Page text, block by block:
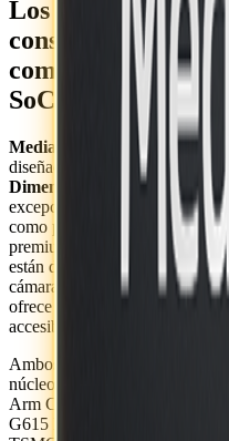
Los más recientes
consumo
completa de
SoC móviles de su
MediaTek
anunció un trío de
diseñados para ser una parte
Dimensity,
líder en la
excepcionales tanto para
como para convencionales y
premium de Dimensity 9400
están diseñados para ofrecer
cámaras con IA a los
ofrece un rendimiento
accesible.
Ambos chipsets Dimensity
núcleos Arm Cortex-A78 que
Arm Cortex-A55 de hasta 2.0
G615 MC2. Construidos sobre